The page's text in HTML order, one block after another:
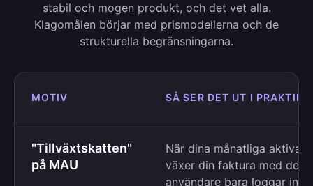
stabil och mogen produkt, och det vet alla.
Klagomålen börjar med prismodellerna och de
strukturella begränsningarna.
MOTIV SÅ SER DET UT I
"Tillväxtskatten"
på MAU
När dina månatliga aktiva
växer din faktura med
användare bara loggar in